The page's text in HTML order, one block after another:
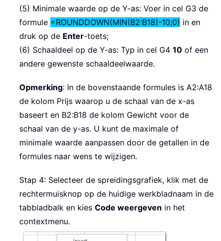
(5) Minimale waarde op de Y-as: Voer in cel G3 de
formule =ROUNDDOWN(MIN(B2:B18)-10;0) in en
druk op de Enter-toets;
(6) Schaaldeel op de Y-as: Typ in cel G4 10 of een
andere gewenste schaaldeelwaarde.
Opmerking: In de bovenstaande formules is A2:A18
de kolom Prijs waarop u de schaal van de x-as
baseert en B2:B18 de kolom Gewicht voor de
schaal van de y-as. U kunt de maximale of
minimale waarde aanpassen door de getallen in de
formules naar wens te wijzigen.
Stap 4: Selecteer de spreidingsgrafiek, klik met de
rechtermuisknop op de huidige werkbladnaam in de
tabbladbalk en kies Code weergeven in het
contextmenu.